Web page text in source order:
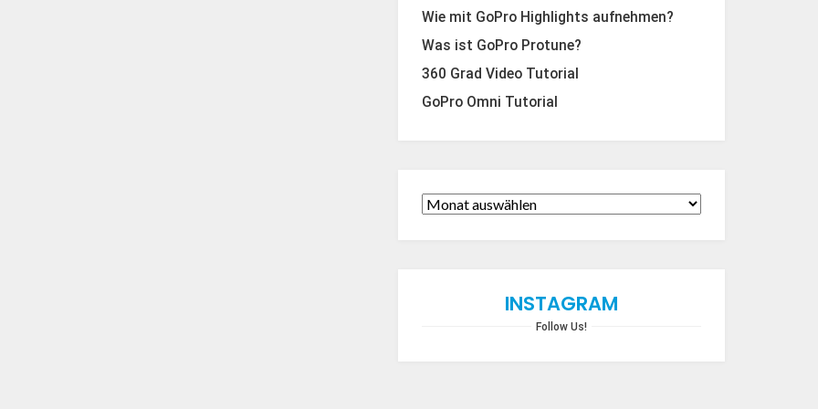
Wie mit GoPro Highlights aufnehmen?
Was ist GoPro Protune?
360 Grad Video Tutorial
GoPro Omni Tutorial
INSTAGRAM
Follow Us!